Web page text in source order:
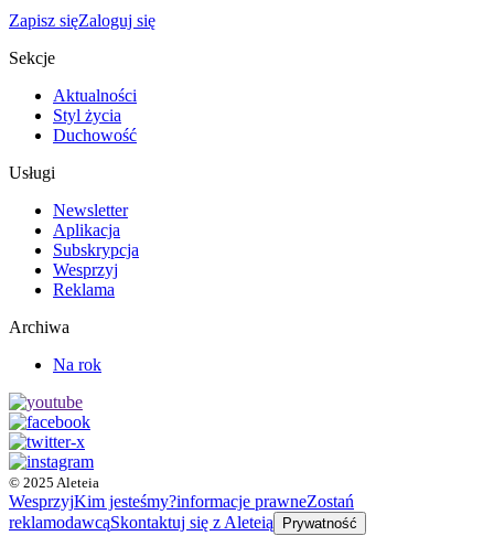
Zapisz sięZaloguj się
Sekcje
Aktualności
Styl życia
Duchowość
Usługi
Newsletter
Aplikacja
Subskrypcja
Wesprzyj
Reklama
Archiwa
Na rok
© 2025 Aleteia
WesprzyjKim jesteśmy?informacje prawneZostań
reklamodawcąSkontaktuj się z Aleteią Prywatność